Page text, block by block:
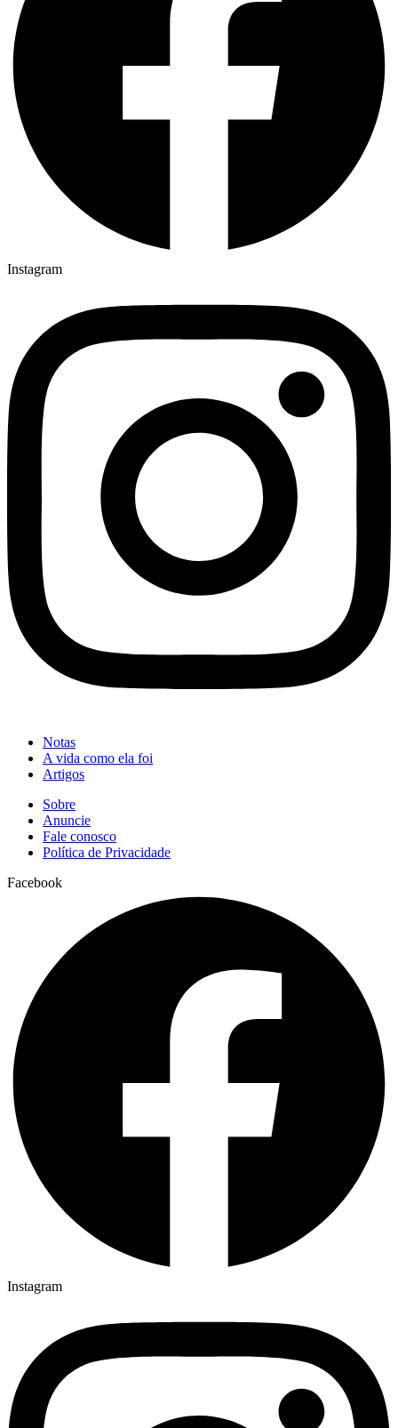
Instagram
Notas
A vida como ela foi
Artigos
Sobre
Anuncie
Fale conosco
Política de Privacidade
Facebook
Instagram